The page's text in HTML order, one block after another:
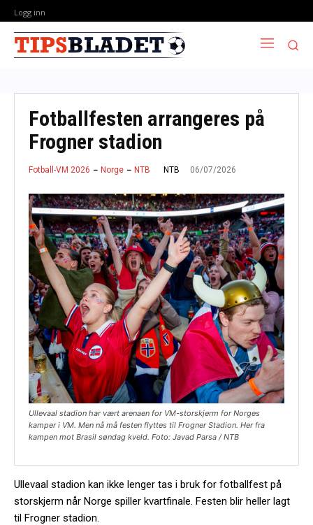
Logg inn
Fotballfesten arrangeres på
Frogner stadion
Fotball-VM 2026 Norge NTB NTB 06/07/2026
Ullevaal stadion har vært arenaen for VM-storskjerm for Norges
kamper i VM. Men nå må festen flyttes til Frogner Stadion. Her fra
kampen mot Brasil søndag kveld. Foto: Javad Parsa / NTB
Ullevaal stadion kan ikke lenger tas i bruk for fotballfest på
storskjerm når Norge spiller kvartfinale. Festen blir heller lagt
til Frogner stadion.